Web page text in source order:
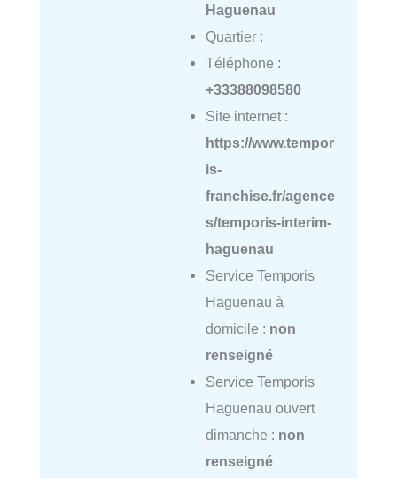
Haguenau
Quartier :
Téléphone :
+33388098580
Site internet :
https://www.tempor
is-
franchise.fr/agence
s/temporis-interim-
haguenau
Service Temporis
Haguenau à
domicile : non
renseigné
Service Temporis
Haguenau ouvert
dimanche : non
renseigné